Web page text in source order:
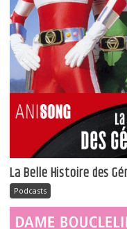
La Belle Histoire des
Podcasts